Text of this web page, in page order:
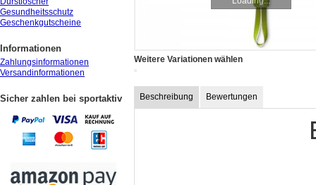
Weitere Variationen wählen
Beschreibung Bewertungen
Gesundheitsschutz
Geschenkgutscheine
Informationen
Zahlungsinformationen
Versandinformationen
Sicher zahlen bei sportaktiv